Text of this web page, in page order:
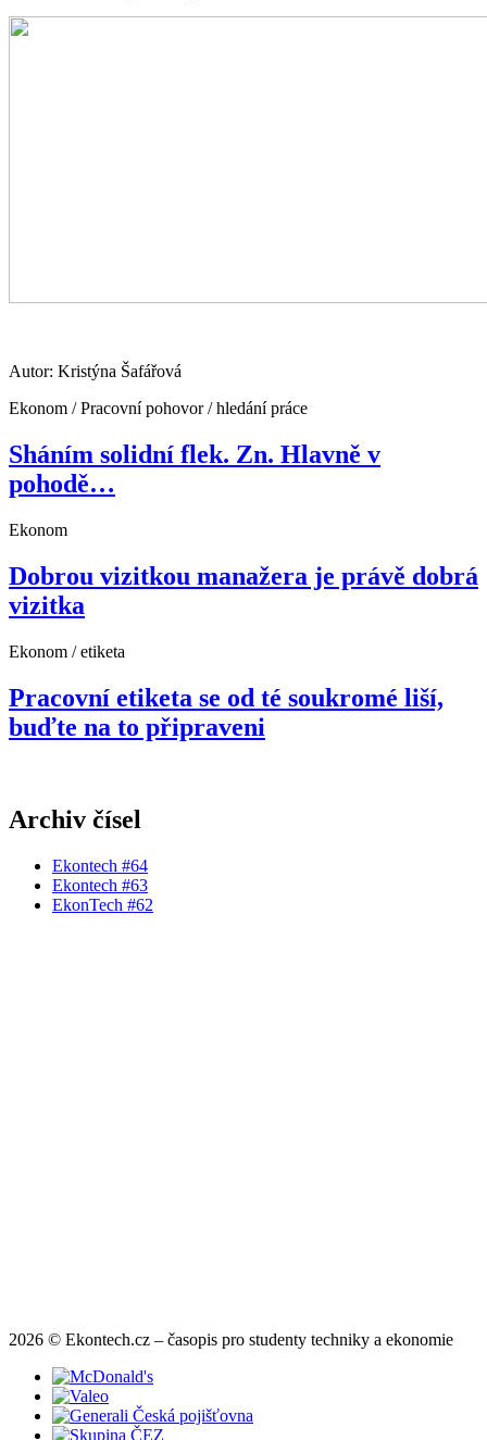
Autor: Kristýna Šafářová
Ekonom / Pracovní pohovor / hledání práce
Sháním solidní flek. Zn. Hlavně v
pohodě…
Ekonom
Dobrou vizitkou manažera je právě dobrá
vizitka
Ekonom / etiketa
Pracovní etiketa se od té soukromé liší,
buďte na to připraveni
Archiv čísel
Ekontech #64
Ekontech #63
EkonTech #62
2026 © Ekontech.cz – časopis pro studenty techniky a ekonomie